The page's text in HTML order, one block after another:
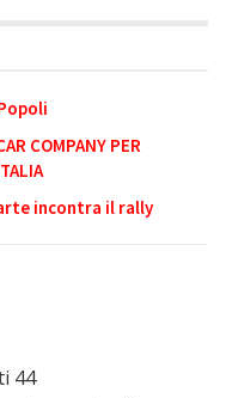
COMPANY PER
incontra il rally
44